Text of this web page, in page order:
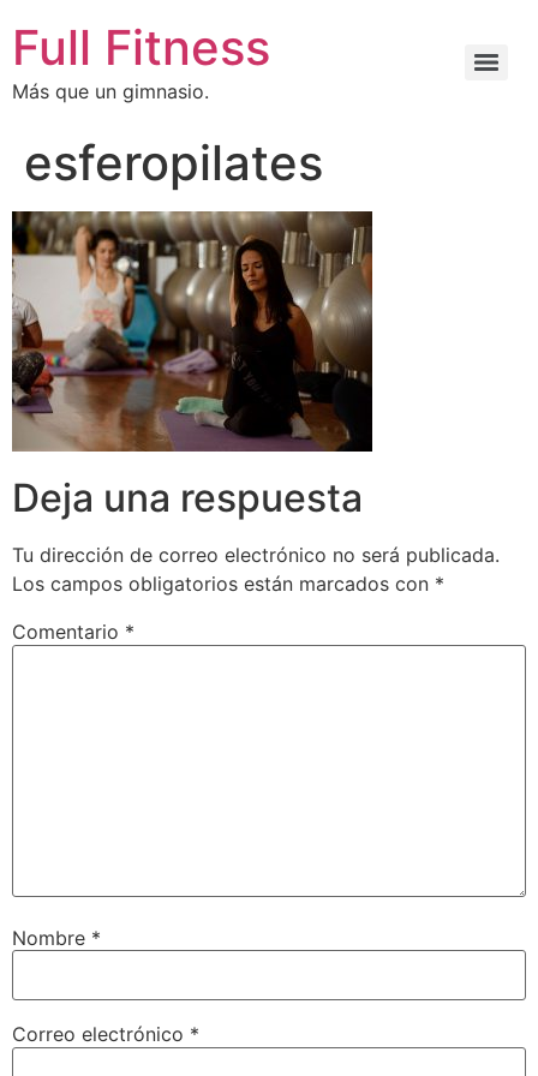
Full Fitness
Más que un gimnasio.
esferopilates
Deja una respuesta
Tu dirección de correo electrónico no será publicada.
Los campos obligatorios están marcados con *
Comentario *
Nombre *
Correo electrónico *